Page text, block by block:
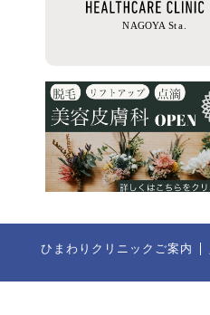
ひまわりクリニックご案内